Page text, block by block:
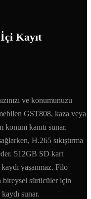
Kayıt
ve konumunuzu
GST808, kaza veya
kanıtı sunar.
H.265 sıkıştırma
512GB SD kart
yaşanmaz. Filo
sürücüler için
sunar.